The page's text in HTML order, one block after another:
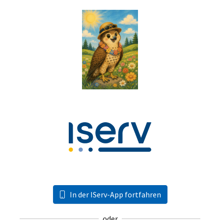
In der IServ-App fortfahren